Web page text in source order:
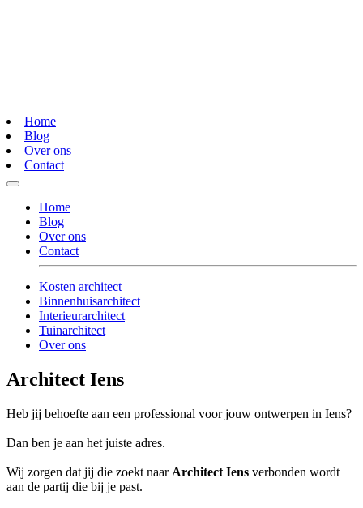
Home
Blog
Over ons
Contact
Home
Blog
Over ons
Contact
Kosten architect
Binnenhuisarchitect
Interieurarchitect
Tuinarchitect
Over ons
Architect Iens
Heb jij behoefte aan een professional voor jouw ontwerpen in Iens?
Dan ben je aan het juiste adres.
Wij zorgen dat jij die zoekt naar Architect Iens verbonden wordt
aan de partij die bij je past.